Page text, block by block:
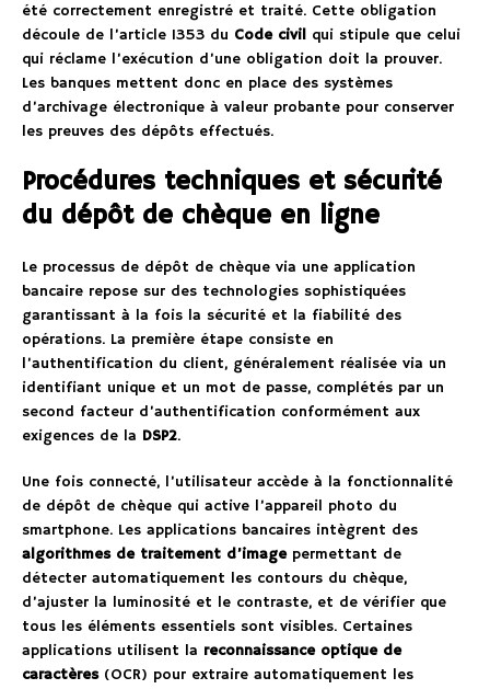
été correctement enregistré et traité. Cette obligation
découle de l’article 1353 du Code civil qui stipule que celui
qui réclame l’exécution d’une obligation doit la prouver.
Les banques mettent donc en place des systèmes
d’archivage électronique à valeur probante pour conserver
les preuves des dépôts effectués.
Procédures techniques et sécurité
du dépôt de chèque en ligne
Le processus de dépôt de chèque via une application
bancaire repose sur des technologies sophistiquées
garantissant à la fois la sécurité et la fiabilité des
opérations. La première étape consiste en
l’authentification du client, généralement réalisée via un
identifiant unique et un mot de passe, complétés par un
second facteur d’authentification conformément aux
exigences de la DSP2.
Une fois connecté, l’utilisateur accède à la fonctionnalité
de dépôt de chèque qui active l’appareil photo du
smartphone. Les applications bancaires intègrent des
algorithmes de traitement d’imagepermettant de
détecter automatiquement les contours du chèque,
d’ajuster la luminosité et le contraste, et de vérifier que
tous les éléments essentiels sont visibles. Certaines
applications utilisent la reconnaissance optique de
caractères(OCR) pour extraire automatiquement les